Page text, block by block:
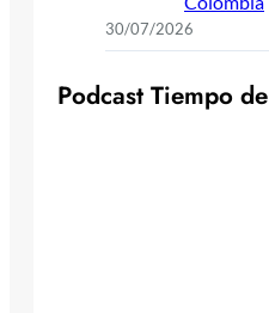
30/07/2026
Podcast Tiempo de